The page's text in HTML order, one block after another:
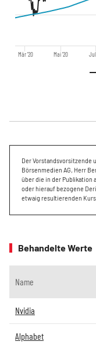
Mär '20 Mai '20
Der Vorstandsvorsitzende
Börsenmedien AG, Herr
über die in der Publikation
oder hierauf bezogene
etwaig resultierenden
Behandelte Werte
Name
Nvidia
Alphabet